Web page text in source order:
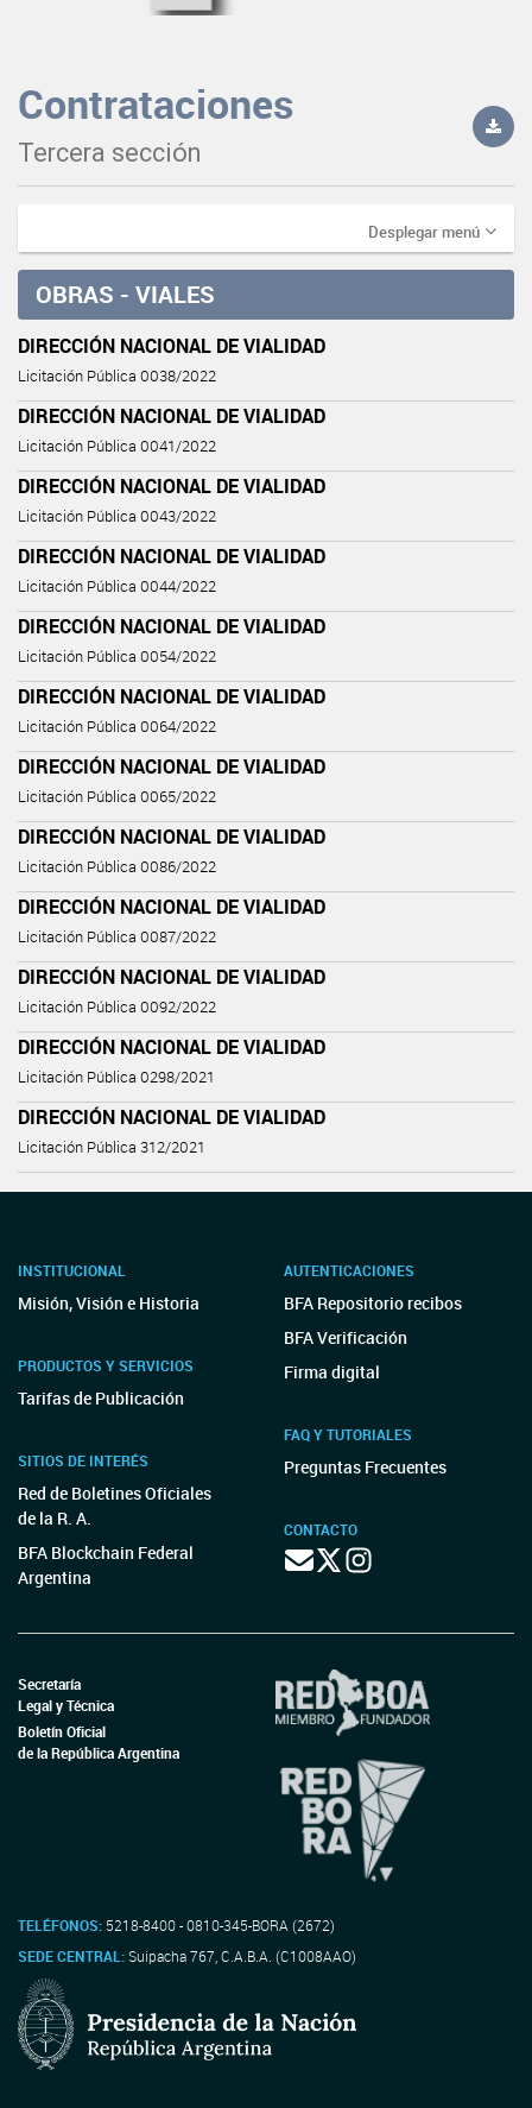
Contrataciones
Tercera sección
Desplegar menú
OBRAS - VIALES
DIRECCIÓN NACIONAL DE VIALIDAD
Licitación Pública 0038/2022
DIRECCIÓN NACIONAL DE VIALIDAD
Licitación Pública 0041/2022
DIRECCIÓN NACIONAL DE VIALIDAD
Licitación Pública 0043/2022
DIRECCIÓN NACIONAL DE VIALIDAD
Licitación Pública 0044/2022
DIRECCIÓN NACIONAL DE VIALIDAD
Licitación Pública 0054/2022
DIRECCIÓN NACIONAL DE VIALIDAD
Licitación Pública 0064/2022
DIRECCIÓN NACIONAL DE VIALIDAD
Licitación Pública 0065/2022
DIRECCIÓN NACIONAL DE VIALIDAD
Licitación Pública 0086/2022
DIRECCIÓN NACIONAL DE VIALIDAD
Licitación Pública 0087/2022
DIRECCIÓN NACIONAL DE VIALIDAD
Licitación Pública 0092/2022
DIRECCIÓN NACIONAL DE VIALIDAD
Licitación Pública 0298/2021
DIRECCIÓN NACIONAL DE VIALIDAD
Licitación Pública 312/2021
INSTITUCIONAL
Misión, Visión e Historia
PRODUCTOS Y SERVICIOS
Tarifas de Publicación
SITIOS DE INTERÉS
Red de Boletines Oficiales
de la R. A.
BFA Blockchain Federal
Argentina
AUTENTICACIONES
BFA Repositorio recibos
BFA Verificación
Firma digital
FAQ Y TUTORIALES
Preguntas Frecuentes
CONTACTO
Secretaría
Legal y Técnica
Boletín Oficial
de la República Argentina
TELÉFONOS: 5218-8400 - 0810-345-BORA (2672)
SEDE CENTRAL:Suipacha 767, C.A.B.A. (C1008AAO)